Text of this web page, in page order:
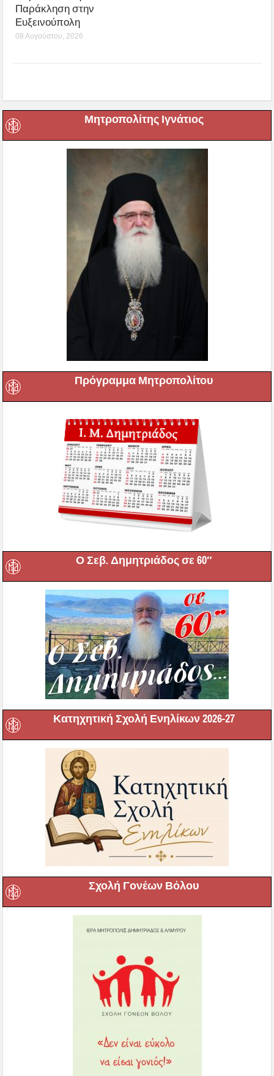
Παράκληση στην
Ευξεινούπολη
08 Αυγούστου, 2026
Μητροπολίτης Ιγνάτιος
Πρόγραμμα Μητροπολίτου
Ο Σεβ. Δημητριάδος σε 60″
Κατηχητική Σχολή Ενηλίκων 2026-27
Σχολή Γονέων Βόλου